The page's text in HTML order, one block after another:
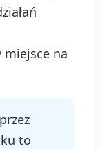
miejsce na
to